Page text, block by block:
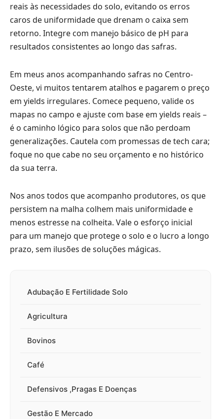
reais às necessidades do solo, evitando os erros
caros de uniformidade que drenam o caixa sem
retorno. Integre com manejo básico de pH para
resultados consistentes ao longo das safras.
Em meus anos acompanhando safras no Centro-
Oeste, vi muitos tentarem atalhos e pagarem o preço
em yields irregulares. Comece pequeno, valide os
mapas no campo e ajuste com base em yields reais –
é o caminho lógico para solos que não perdoam
generalizações. Cautela com promessas de tech cara;
foque no que cabe no seu orçamento e no histórico
da sua terra.
Nos anos todos que acompanho produtores, os que
persistem na malha colhem mais uniformidade e
menos estresse na colheita. Vale o esforço inicial
para um manejo que protege o solo e o lucro a longo
prazo, sem ilusões de soluções mágicas.
Adubação E Fertilidade Solo
Agricultura
Bovinos
Café
Defensivos ,Pragas E Doenças
Gestão E Mercado